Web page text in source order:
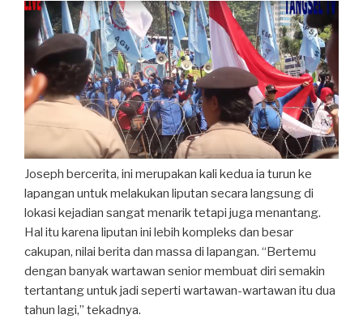
Joseph bercerita, ini merupakan kali kedua ia turun ke
lapangan untuk melakukan liputan secara langsung di
lokasi kejadian sangat menarik tetapi juga menantang.
Hal itu karena liputan ini lebih kompleks dan besar
cakupan, nilai berita dan massa di lapangan. “Bertemu
dengan banyak wartawan senior membuat diri semakin
tertantang untuk jadi seperti wartawan-wartawan itu dua
tahun lagi,” tekadnya.